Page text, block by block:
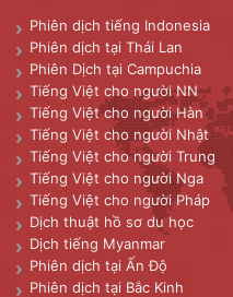
Phiên dịch tiếng Indonesia
Phiên dịch tại Thái Lan
Phiên Dịch tại Campuchia
Tiếng Việt cho người NN
Tiếng Việt cho người Hàn
Tiếng Việt cho người Nhật
Tiếng Việt cho người Trung
Tiếng Việt cho người Nga
Tiếng Việt cho người Pháp
Dịch thuật hồ sơ du học
Dịch tiếng Myanmar
Phiên dịch tại Ấn Độ
Phiên dịch tại Bắc Kinh